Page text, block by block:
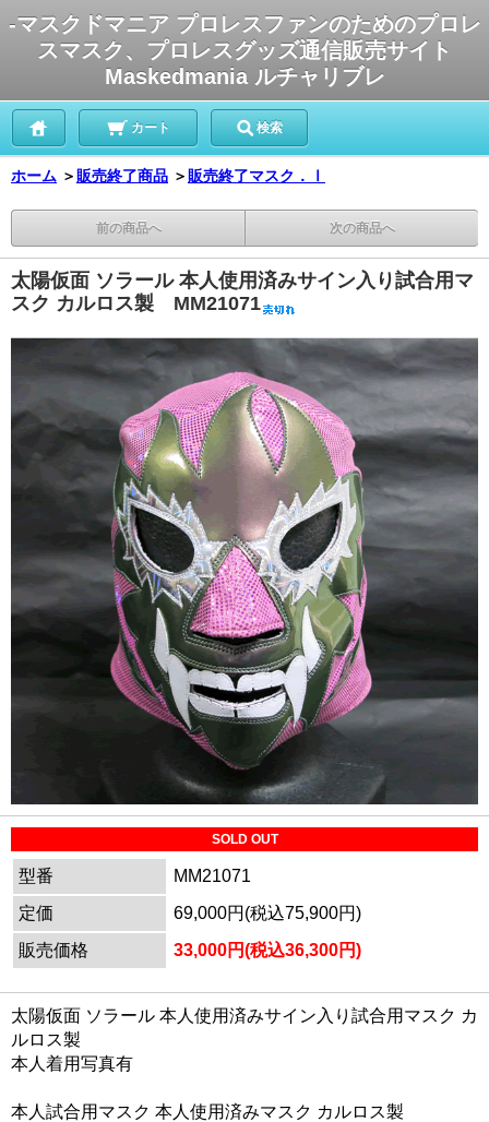
-マスクドマニア プロレスファンのためのプロレ
スマスク、プロレスグッズ通信販売サイト
Maskedmania ルチャリブレ
カート 検索
ホーム ＞ 販売終了商品 ＞ 販売終了マスク．Ⅰ
前の商品へ 次の商品へ
太陽仮面 ソラール 本人使用済みサイン入り試合用マ
スク カルロス製 MM21071
SOLD OUT
型番
MM21071
定価
69,000円(税込75,900円)
販売価格
33,000円(税込36,300円)
太陽仮面 ソラール 本人使用済みサイン入り試合用マスク カ
ルロス製
本人着用写真有
本人試合用マスク 本人使用済みマスク カルロス製